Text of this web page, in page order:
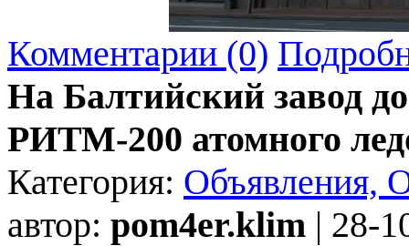
Комментарии (0)
На Балтийский завод
РИТМ-200 атомного
Категория: Объявления,
автор: pom4er.klim | 28-